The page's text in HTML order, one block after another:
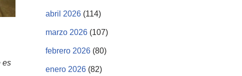
es
abril 2026 (114)
marzo 2026 (107)
febrero 2026 (80)
enero 2026 (82)